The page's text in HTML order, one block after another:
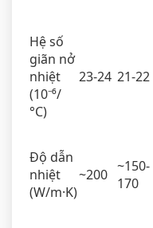
Hệ số
giãn nở
nhiệt
(10⁻⁶/
°C)
23-24 21-22
Độ dẫn
nhiệt
(W/m·K)
~200 ~150-
170